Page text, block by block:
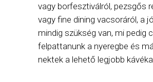
vagy borfesztiválról, pezsgős
vagy fine dining vacsoráról, a
mindig szükség van, mi pedig
felpattanunk a nyeregbe és
nektek a lehető legjobb